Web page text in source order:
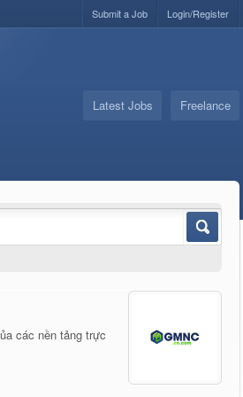
Login/Register
Submit a Job
Latest Jobs Freelance
các nền tảng trực